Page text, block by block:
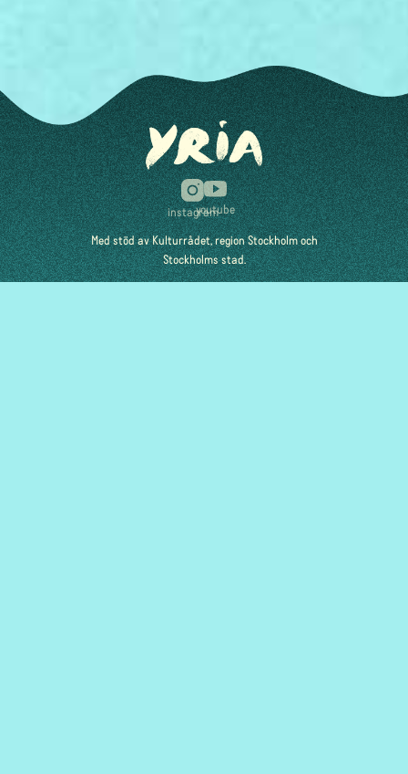
instagram
youtube
Med stöd av Kulturrådet, region Stockholm och
Stockholms stad.